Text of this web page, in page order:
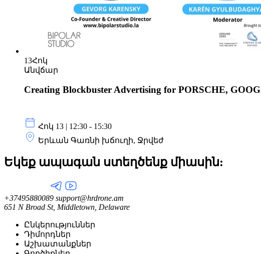
13Հոկ
Անվճար
Creating Blockbuster Advertising for PORSCHE,
Հոկ 13 | 12:30 - 15:30
Երևան Գառնի խճուղի, Ջրվեժ
Եկեք ապագան ստեղծենք միասին:
+37495880089 support@hrdrone.am
651 N Broad St, Middletown, Delaware
Ընկերություններ
Դիմորդներ
Աշխատանքներ